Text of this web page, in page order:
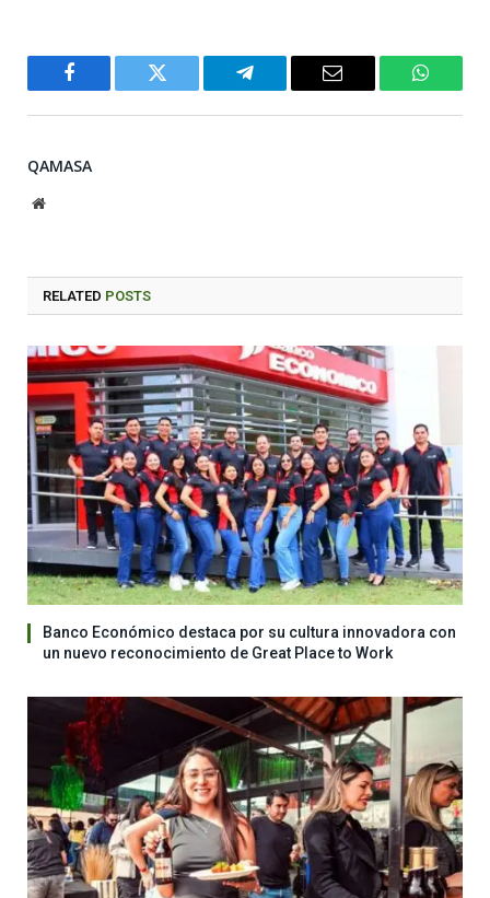
Facebook Twitter Telegram Email
QAMASA
Website
RELATED POSTS
Banco Económico destaca por su cultura innovadora con
un nuevo reconocimiento de Great Place to Work